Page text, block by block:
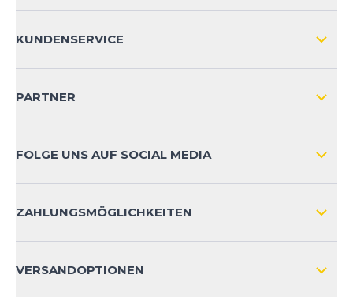
KUNDENSERVICE
KONTAKT
PRODUKTSICHERHEIT
PARTNER
FOLGE UNS AUF SOCIAL MEDIA
ZAHLUNGSMÖGLICHKEITEN
VERSANDOPTIONEN